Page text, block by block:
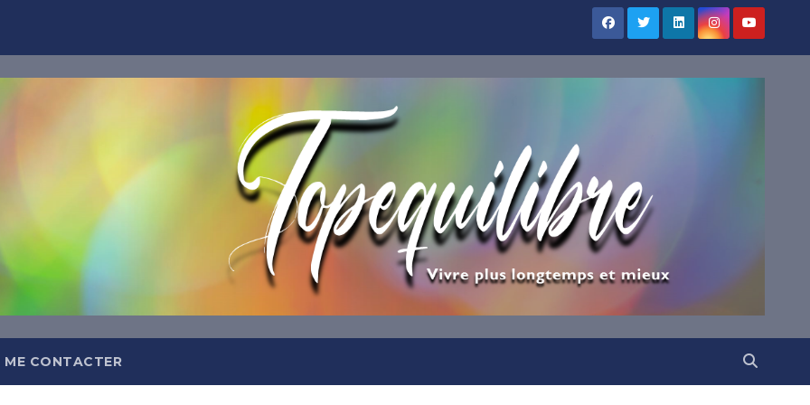
ME CONTACTER
TOPEQUILIBRE
Abonnez-vous !
Et recevez tous les jours dans votre boîte mail nos
meilleures inspirations.